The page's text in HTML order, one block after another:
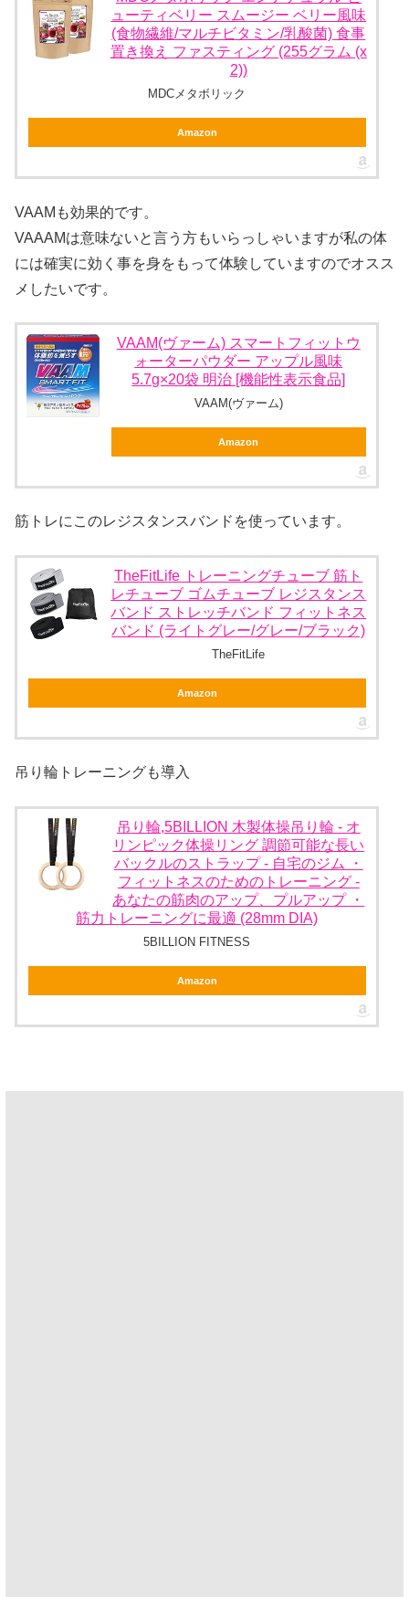
ューティベリー スムージー ベリー風味
(食物繊維/マルチビタミン/乳酸菌) 食事
置き換え ファスティング (255グラム (x
2))
MDCメタボリック
Amazon
VAAMも効果的です。
VAAAMは意味ないと言う方もいらっしゃいますが私の体
には確実に効く事を身をもって体験していますのでオスス
メしたいです。
VAAM(ヴァーム) スマートフィットウ
ォーターパウダー アップル風味
5.7g×20袋 明治 [機能性表示食品]
VAAM(ヴァーム)
Amazon
筋トレにこのレジスタンスバンドを使っています。
TheFitLife トレーニングチューブ 筋ト
レチューブ ゴムチューブ レジスタンス
バンド ストレッチバンド フィットネス
バンド (ライトグレー/グレー/ブラック)
TheFitLife
Amazon
吊り輪トレーニングも導入
吊り輪,5BILLION 木製体操吊り輪 - オ
リンピック体操リング 調節可能な長い
バックルのストラップ - 自宅のジム ・
フィットネスのためのトレーニング -
あなたの筋肉のアップ、プルアップ ・
筋力トレーニングに最適 (28mm DIA)
5BILLION FITNESS
Amazon